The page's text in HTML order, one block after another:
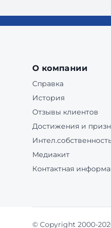
О компании
Справка
История
Отзывы клиентов
Достижения и
Медиакит
Контактная
© Copyright 2000-